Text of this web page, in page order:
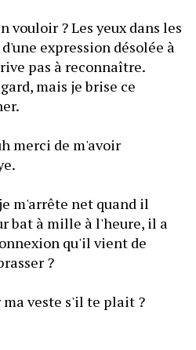
vouloir ? Les yeux dans les
expression désolée à
pas à reconnaître.
mais je brise ce
merci de m'avoir
m'arrête net quand il
bat à mille à l'heure, il a
qu'il vient de
?
ma veste s'il te plait ?